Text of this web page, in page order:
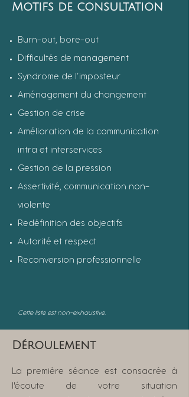
Motifs de consultation
Burn-out, bore-out
Difficultés de management
Syndrome de l’imposteur
Aménagement du changement
Gestion de crise
Amélioration de la communication
intra et interservices
Gestion de la pression
Assertivité, communication non-
violente
Redéfinition des objectifs
Autorité et respect
Reconversion professionnelle
Cette liste est non-exhaustive.
Déroulement
La première séance est consacrée à
l'écoute de votre situation